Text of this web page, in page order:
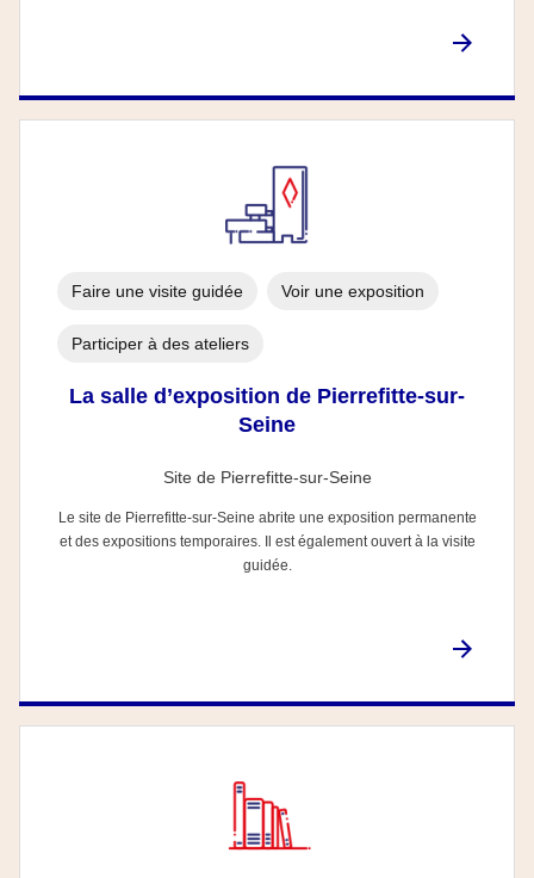
La salle d’exposition de Pierrefitte-sur-
Seine
Site de Pierrefitte-sur-Seine
Le site de Pierrefitte-sur-Seine abrite une exposition permanente
et des expositions temporaires. Il est également ouvert à la visite
guidée.
Faire une visite guidée Voir une exposition
Participer à des ateliers